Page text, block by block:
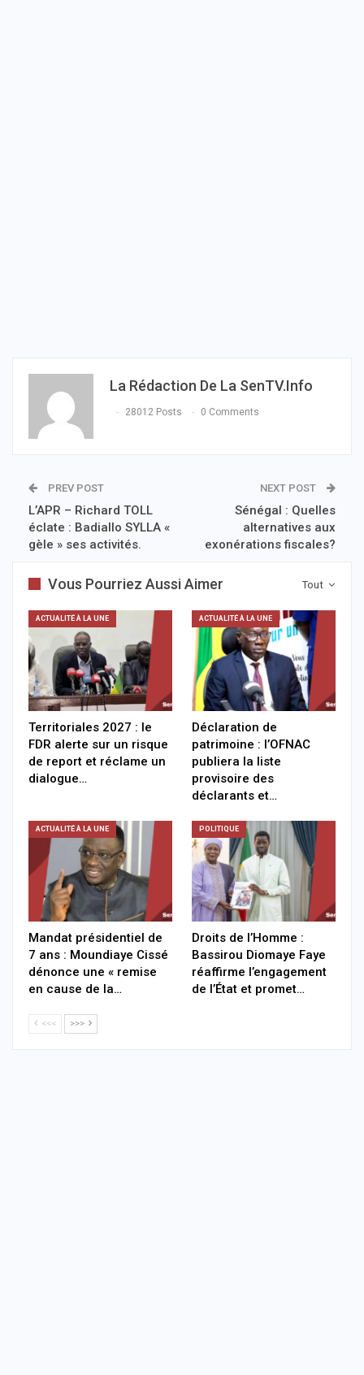
La Rédaction De La SenTV.info
28012 Posts 0 Comments
PREV POST
L’APR – Richard TOLL
éclate : Badiallo SYLLA «
gèle » ses activités.
NEXT POST
Sénégal : Quelles
alternatives aux
exonérations fiscales?
Tout
Vous Pourriez Aussi Aimer
ACTUALITÉ À LA UNE
Territoriales 2027 : le
FDR alerte sur un risque
de report et réclame un
dialogue…
ACTUALITÉ À LA UNE
Déclaration de
patrimoine : l’OFNAC
publiera la liste
provisoire des
déclarants et…
ACTUALITÉ À LA UNE
Mandat présidentiel de
7 ans : Moundiaye Cissé
dénonce une « remise
en cause de la…
POLITIQUE
Droits de l’Homme :
Bassirou Diomaye Faye
réaffirme l’engagement
de l’État et promet…
<<< >>>